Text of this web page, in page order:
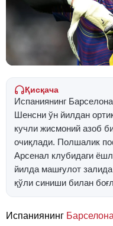
Қисқача
Испаниянинг
Шенсни ўн йилдан
кучли жисмоний азоб
очиқлади. Полшалик
Арсенал клубидаги
йилда машғулот
қўли синиши билан
Испаниянинг Барселона